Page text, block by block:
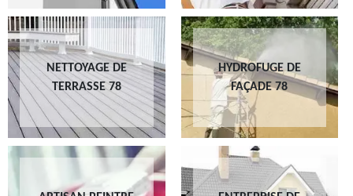
NETTOYAGE DE
TERRASSE 78
HYDROFUGE DE
FAÇADE 78